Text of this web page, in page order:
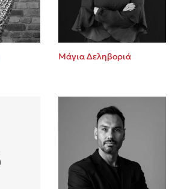
Μάγια Δεληβοριά